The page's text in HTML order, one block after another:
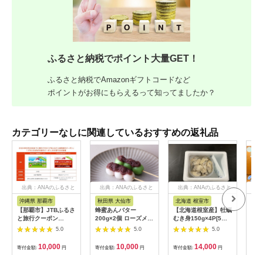
ふるさと納税でポイント大量GET！
ふるさと納税でAmazonギフトコードなど
ポイントがお得にもらえるって知ってましたか？
カテゴリーなしに関連しているおすすめの返礼品
出典：ANAのふるさと
沖縄県 那覇市
【那覇市】JTBふるさ
と旅行クーポン
（3,000円分）有効期
間3年（Eメール発
行）｜旅行 トラベル
予約 国内旅行 JTB 宿
5.0
寄付金額: 10,000 円
出典：ANAのふるさと
秋田県 大仙市
蜂蜜あんバター
200g×2個 ローズメイ
[あんバター はちみ
つ 発酵バター あん
こ 水あめ不使用 秋
田県 大仙市]
5.0
寄付金額: 10,000 円
出典：ANAのふるさと
納税
北海道 根室市
【北海道根室産】牡蠣
むき身150g×4P[5月
下旬以降発送] A-
5.0
寄付金額: 14,000 円